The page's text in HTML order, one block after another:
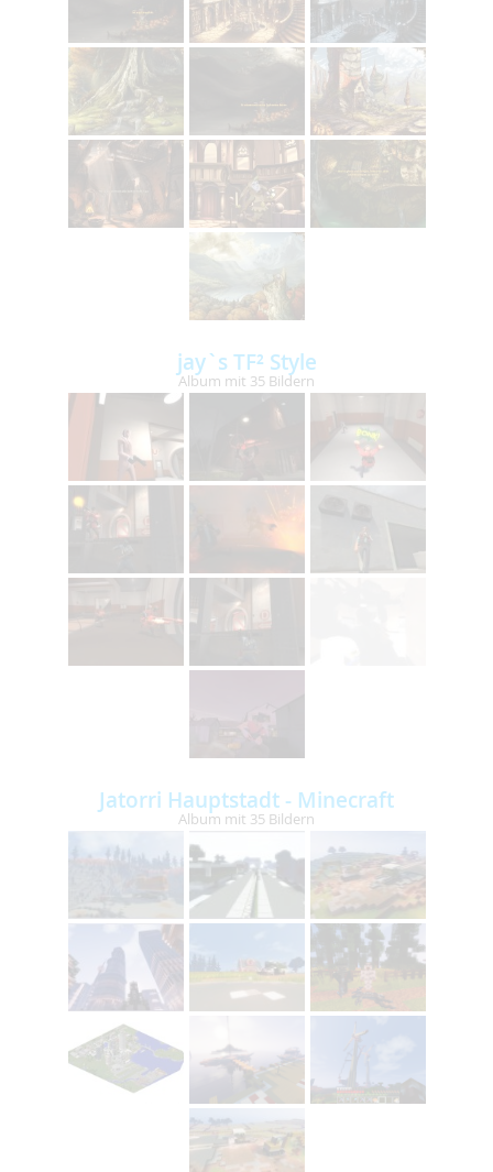
jay`s TF² Style
Album mit 35 Bildern
Jatorri Hauptstadt - Minecraft
Album mit 35 Bildern